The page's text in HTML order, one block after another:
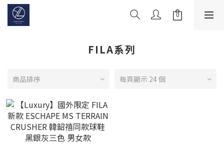
FILA系列
商品排序 每頁顯示 24 個